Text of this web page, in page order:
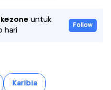
untuk
hari
Follow
Karibia